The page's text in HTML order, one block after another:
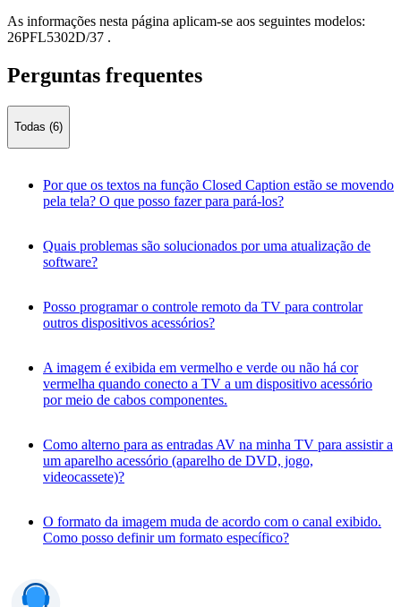
As informações nesta página aplicam-se aos seguintes modelos:
26PFL5302D/37 .
Perguntas frequentes
Todas (6)
Por que os textos na função Closed Caption estão se movendo
pela tela? O que posso fazer para pará-los?
Quais problemas são solucionados por uma atualização de
software?
Posso programar o controle remoto da TV para controlar
outros dispositivos acessórios?
A imagem é exibida em vermelho e verde ou não há cor
vermelha quando conecto a TV a um dispositivo acessório
por meio de cabos componentes.
Como alterno para as entradas AV na minha TV para assistir a
um aparelho acessório (aparelho de DVD, jogo,
videocassete)?
O formato da imagem muda de acordo com o canal exibido.
Como posso definir um formato específico?